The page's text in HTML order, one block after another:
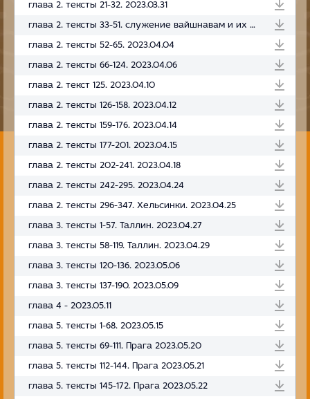
глава 2. тексты 21-32. 2023.03.31
глава 2. тексты 33-51. служение вайшнавам и их милость. 2023.04.03
глава 2. тексты 52-65. 2023.04.04
глава 2. тексты 66-124. 2023.04.06
глава 2. текст 125. 2023.04.10
глава 2. тексты 126-158. 2023.04.12
глава 2. тексты 159-176. 2023.04.14
глава 2. тексты 177-201. 2023.04.15
глава 2. тексты 202-241. 2023.04.18
глава 2. тексты 242-295. 2023.04.24
глава 2. тексты 296-347. Хельсинки. 2023.04.25
глава 3. тексты 1-57. Таллин. 2023.04.27
глава 3. тексты 58-119. Таллин. 2023.04.29
глава 3. тексты 120-136. 2023.05.06
глава 3. тексты 137-190. 2023.05.09
глава 4 - 2023.05.11
глава 5. тексты 1-68. 2023.05.15
глава 5. тексты 69-111. Прага 2023.05.20
глава 5. тексты 112-144. Прага 2023.05.21
глава 5. тексты 145-172. Прага 2023.05.22